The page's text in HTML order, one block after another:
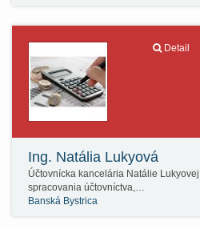
Detail
Ing. Natália Lukyová
Účtovnícka kancelária Natálie
spracovania účtovníctva,…
Banská Bystrica